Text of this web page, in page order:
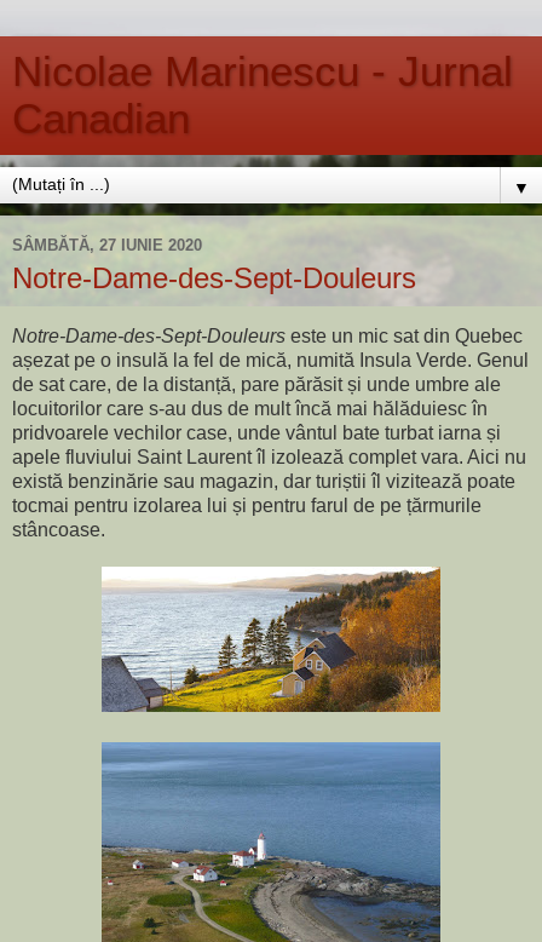
Nicolae Marinescu - Jurnal
Canadian
▼
SÂMBĂTĂ, 27 IUNIE 2020
Notre-Dame-des-Sept-Douleurs
Notre-Dame-des-Sept-Douleurs este un mic sat din Quebec
așezat pe o insulă la fel de mică, numită Insula Verde. Genul
de sat care, de la distanță, pare părăsit și unde umbre ale
locuitorilor care s-au dus de mult încă mai hălăduiesc în
pridvoarele vechilor case, unde vântul bate turbat iarna și
apele fluviului Saint Laurent îl izolează complet vara. Aici nu
există benzinărie sau magazin, dar turiștii îl vizitează poate
tocmai pentru izolarea lui și pentru farul de pe țărmurile
stâncoase.